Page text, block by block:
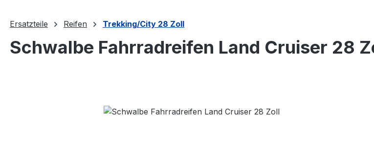
Ersatzteile Reifen Trekking/City 28 Zoll
Schwalbe Fahrradreifen Land Cruiser 28